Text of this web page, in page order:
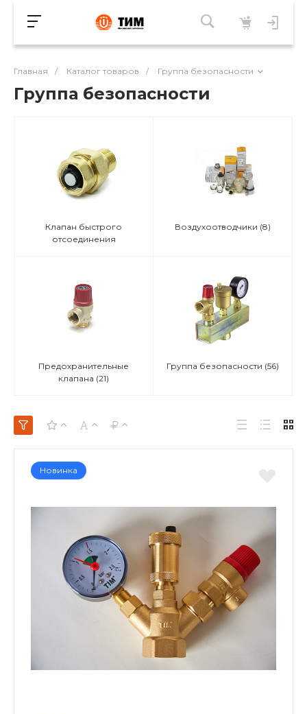
Главная / Каталог товаров / Группа безопасности
Группа безопасности
Клапан быстрого
отсоединения
Воздухоотводчики (8)
Предохранительные
клапана (21)
Группа безопасности (56)
Новинка